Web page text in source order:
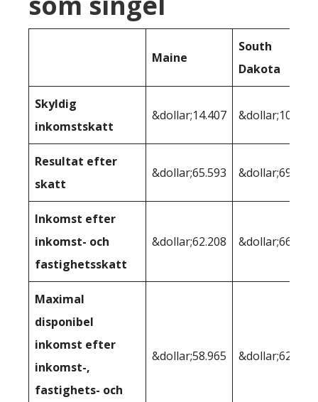
Maine
South
Dakota
Skyldig
inkomstskatt
&dollar;14.407 &dollar;10.368
Resultat efter
skatt
&dollar;65.593 &dollar;69.632
Inkomst efter
inkomst- och
fastighetsskatt
&dollar;62.208 &dollar;66.575
Maximal
disponibel
inkomst efter
inkomst-,
fastighets- och
&dollar;58.965 &dollar;62.570